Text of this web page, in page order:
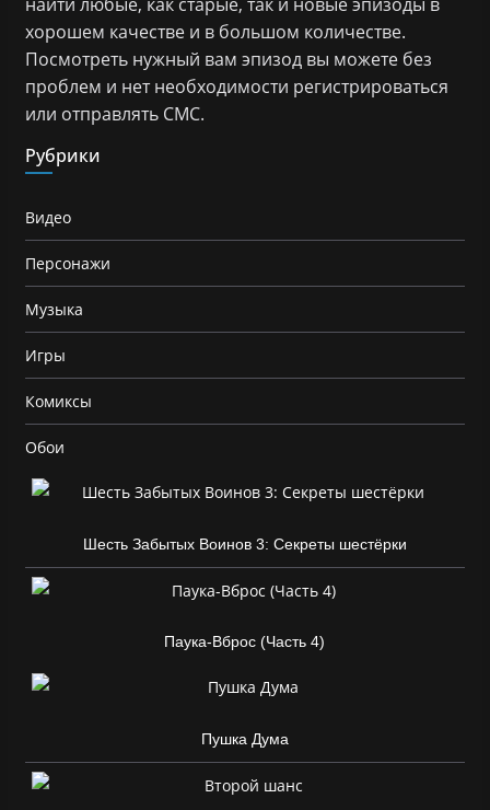
хорошем качестве и в большом количестве.
Посмотреть нужный вам эпизод вы можете без
проблем и нет необходимости регистрироваться
или отправлять СМС.
Рубрики
Видео
Персонажи
Музыка
Игры
Комиксы
Обои
Шесть Забытых Воинов 3: Секреты шестёрки
Паука-Вброс (Часть 4)
Пушка Дума